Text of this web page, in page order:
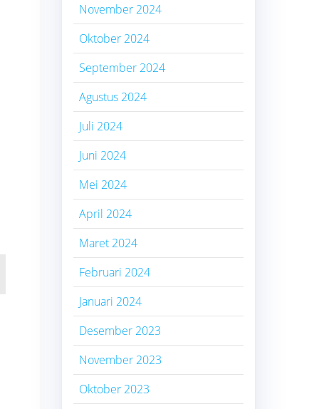
November 2024
Oktober 2024
September 2024
Agustus 2024
Juli 2024
Juni 2024
Mei 2024
April 2024
Maret 2024
Februari 2024
Januari 2024
Desember 2023
November 2023
Oktober 2023